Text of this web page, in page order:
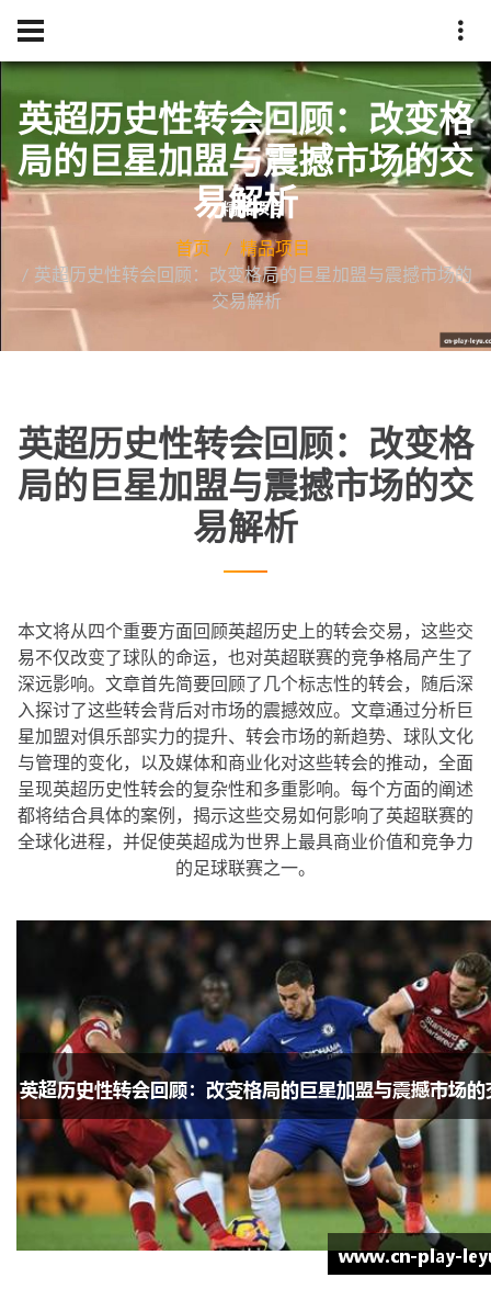
英超历史性转会回顾：改变格
局的巨星加盟与震撼市场的交
易解析
首页
精品项目
英超历史性转会回顾：改变格局的巨星加盟与震撼市场的
交易解析
英超历史性转会回顾：改变格
局的巨星加盟与震撼市场的交
易解析
本文将从四个重要方面回顾英超历史上的转会交易，这些交
易不仅改变了球队的命运，也对英超联赛的竞争格局产生了
深远影响。文章首先简要回顾了几个标志性的转会，随后深
入探讨了这些转会背后对市场的震撼效应。文章通过分析巨
星加盟对俱乐部实力的提升、转会市场的新趋势、球队文化
与管理的变化，以及媒体和商业化对这些转会的推动，全面
呈现英超历史性转会的复杂性和多重影响。每个方面的阐述
都将结合具体的案例，揭示这些交易如何影响了英超联赛的
全球化进程，并促使英超成为世界上最具商业价值和竞争力
的足球联赛之一。